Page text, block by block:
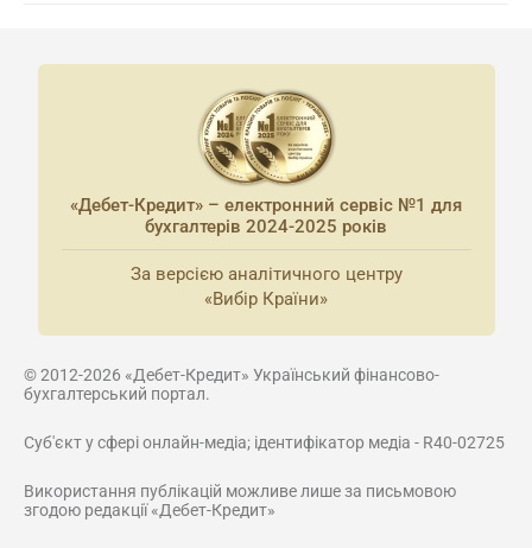
«Дебет-Кредит» – електронний сервіс №1 для
бухгалтерів 2024-2025 років
За версією аналітичного центру
«Вибір Країни»
© 2012-2026 «Дебет-Кредит» Український фінансово-
бухгалтерський портал.
Суб'єкт у сфері онлайн-медіа; ідентифікатор медіа - R40-02725
Використання публікацій можливе лише за письмовою
згодою редакції «Дебет-Кредит»